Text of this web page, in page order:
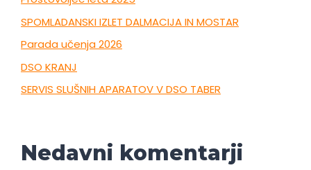
SPOMLADANSKI IZLET DALMACIJA IN MOSTAR
Parada učenja 2026
DSO KRANJ
SERVIS SLUŠNIH APARATOV V DSO TABER
Nedavni komentarji